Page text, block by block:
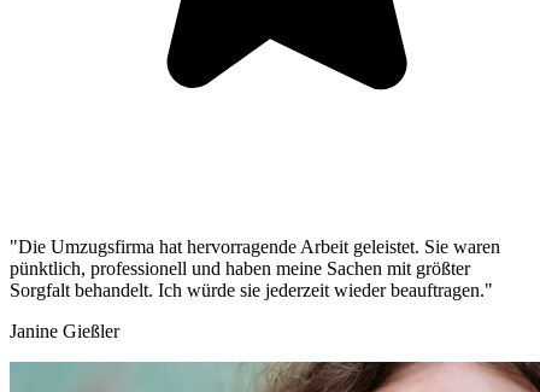
"Die Umzugsfirma hat hervorragende Arbeit geleistet. Sie waren
pünktlich, professionell und haben meine Sachen mit größter
Sorgfalt behandelt. Ich würde sie jederzeit wieder beauftragen."
Janine Gießler